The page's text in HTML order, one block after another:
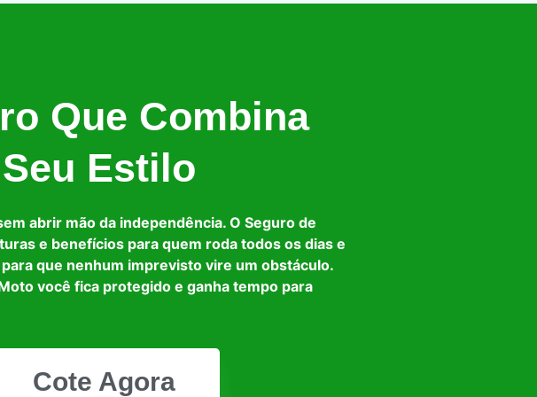
Que Combina
Estilo
abrir mão da independência. O Seguro de
e benefícios para quem roda todos os dias e
que nenhum imprevisto vire um obstáculo.
você fica protegido e ganha tempo para
Cote Agora